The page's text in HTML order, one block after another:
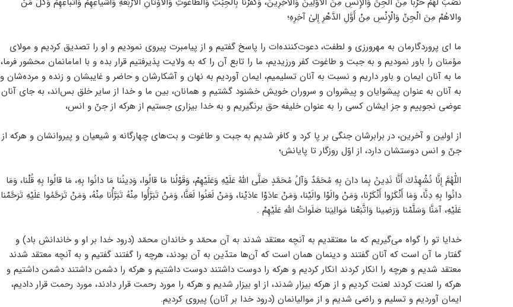
والاهُمْ مِنَ الْجِنِّ وَالْإِنْسِ مِنْ أَوَّلِ الدَّهْرِ إِلىٰ آخِرِهِ؛
ما ای پروردگارمان به مهرورزی و لطفت، دعوت‌کننده‌ات را پاسخ گفتیم و از پیامبرت پیروی نمودیم و او را تصدیق کردیم و مولای
مؤمنان را باور نمودیم و به جبت و طاغوت کفر ورزیدیم، ما را تابع آن‌ را که به ولایت پذیرفتیم قرار بده و با امامانمان محشور فرما،
ما به آنان ایمان و باور داریم و نسبت به آنان تسلیمیم، ایمان آوردیم به نهان و آشکارشان و حاضر و غایبشان و زنده و مرده‌شان و
به آنان به عنوان پیشوایان و پیشروان و سروران خویش خشنود گشتیم و همانان، بین ما و خدا از سایر خلق بس‌اند، به جای آنان
عوضی نجوییم و جز ایشان کسی را به عنوان خلیفه حق برنگیریم و به خدا بیزاری جستیم از هرکه از جنّ و انس،
از اولین و آخرین، در برابرشان جنگی بر پا کرد و کافر شدیم به جبت و طاغوت و بت‌های چهارگانه و شیعیان و پیروانشان و هرکه از
جنّ و انس دوستشان دارد، از اوّل روزگار تا پایانش؛
اللّٰهُمَّ إِنَّا نُشْهِدُكَ أَنَّا نَدِينُ بِما دانَ بِهِ مُحَمَّدٌ وَآلُ مُحَمَّدٍ صَلَّى اللّٰهُ عَلَيْهِ وَعَلَيْهِمْ، وَقَوْلُنا مَا قالُوا، وَدِينُنا مَا دانُوا بِهِ، مَا قالُوا بِهِ قُلْنا، وَمَا
دانُوا بِهِ دِنَّا، وَمَا أَنْكَرُوا أَنْكَرْنا، وَمَنْ والَوْا والَيْنا، وَمَنْ عادَوْا عادَيْنا، وَمَنْ لَعَنُوا لَعَنَّا، وَمَنْ تَبَرَّأُوا مِنْهُ تَبَرَّأْنا مِنْهُ، وَمَنْ تَرَحَّمُوا عَلَيْهِ تَرَحَّمْنا
عَلَيْهِ، آمَنَّا وَسَلَّمْنا وَرَضِينا وَاتَّبَعْنا مَوالِيَنا صَلَواتُ اللّٰهِ عَلَيْهِمْ .
خدایا تو را گواه می‌گیریم که ما معتقدیم به آنچه معتقد شدند به آن محمّد و خاندان محمّد (درود خدا بر او و خاندانش باد) و
گفتار ما آن است که آنان گفتند و دینمان همان است که آن‌ها متدّین به آن بودند، هرچه را گفتند گفتیم و به آنچه معتقد شدند
معتقد شدیم و هرچه را انکار کردند انکار کردیم و هرکه را دوست داشتند دوست داشتیم و هرکه را دشمن داشتند دشمن داشتیم و
هرکه را لعنت کردند لعنت کردیم و از هرکه بیزار شدند، از او بیزار شدیم و هرکه را مورد رحمت قرار دادند، مورد رحمت قرار دادیم،
ایمان آوردیم و تسلیم و راضی شدیم و از موالیانمان (درود خدا بر آنان) پیروی کردیم.